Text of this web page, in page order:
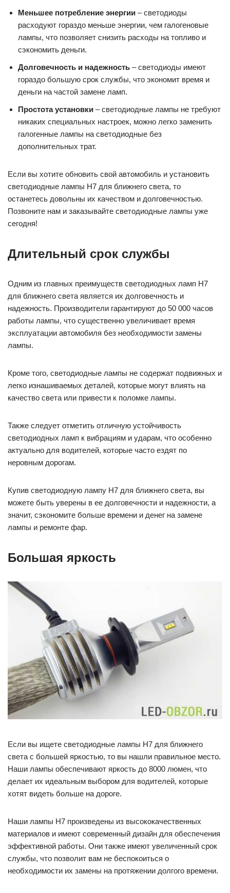
Меньшее потребление энергии – светодиоды
расходуют гораздо меньше энергии, чем галогеновые
лампы, что позволяет снизить расходы на топливо и
сэкономить деньги.
Долговечность и надежность – светодиоды имеют
гораздо большую срок службы, что экономит время и
деньги на частой замене ламп.
Простота установки – светодиодные лампы не требуют
никаких специальных настроек, можно легко заменить
галогенные лампы на светодиодные без
дополнительных трат.
Если вы хотите обновить свой автомобиль и установить
светодиодные лампы H7 для ближнего света, то
останетесь довольны их качеством и долговечностью.
Позвоните нам и заказывайте светодиодные лампы уже
сегодня!
Длительный срок службы
Одним из главных преимуществ светодиодных ламп H7
для ближнего света является их долговечность и
надежность. Производители гарантируют до 50 000 часов
работы лампы, что существенно увеличивает время
эксплуатации автомобиля без необходимости замены
лампы.
Кроме того, светодиодные лампы не содержат подвижных и
легко изнашиваемых деталей, которые могут влиять на
качество света или привести к поломке лампы.
Также следует отметить отличную устойчивость
светодиодных ламп к вибрациям и ударам, что особенно
актуально для водителей, которые часто ездят по
неровным дорогам.
Купив светодиодную лампу H7 для ближнего света, вы
можете быть уверены в ее долговечности и надежности, а
значит, сэкономите больше времени и денег на замене
лампы и ремонте фар.
Большая яркость
Если вы ищете светодиодные лампы H7 для ближнего
света с большей яркостью, то вы нашли правильное место.
Наши лампы обеспечивают яркость до 8000 люмен, что
делает их идеальным выбором для водителей, которые
хотят видеть больше на дороге.
Наши лампы H7 произведены из высококачественных
материалов и имеют современный дизайн для обеспечения
эффективной работы. Они также имеют увеличенный срок
службы, что позволит вам не беспокоиться о
необходимости их замены на протяжении долгого времени.